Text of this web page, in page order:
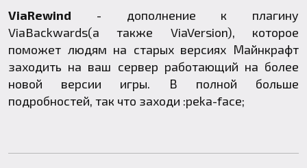
ViaRewind - дополнение к плагину
ViaBackwards(а также ViaVersion), которое
поможет людям на старых версиях Майнкрафт
заходить на ваш сервер работающий на более
новой версии игры. В полной больше
подробностей, так что заходи :peka-face;